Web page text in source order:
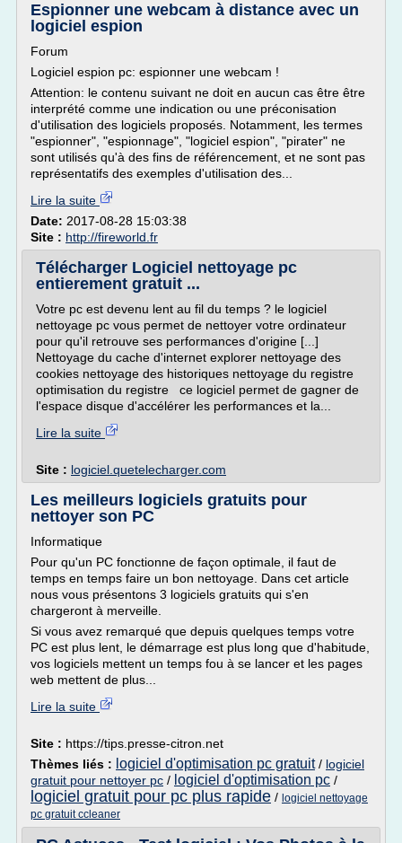
Espionner une webcam à distance avec un
logiciel espion
Forum
Logiciel espion pc: espionner une webcam !
Attention: le contenu suivant ne doit en aucun cas être être
interprété comme une indication ou une préconisation
d'utilisation des logiciels proposés. Notamment, les termes
"espionner", "espionnage", "logiciel espion", "pirater" ne
sont utilisés qu'à des fins de référencement, et ne sont pas
représentatifs des exemples d'utilisation des...
Lire la suite
Date: 2017-08-28 15:03:38
Site : http://fireworld.fr
Télécharger Logiciel nettoyage pc
entierement gratuit ...
Votre pc est devenu lent au fil du temps ? le logiciel
nettoyage pc vous permet de nettoyer votre ordinateur
pour qu'il retrouve ses performances d'origine [...]
Nettoyage du cache d'internet explorer nettoyage des
cookies nettoyage des historiques nettoyage du registre
optimisation du registre ce logiciel permet de gagner de
l'espace disque d'accélérer les performances et la...
Lire la suite
Site : logiciel.quetelecharger.com
Les meilleurs logiciels gratuits pour
nettoyer son PC
Informatique
Pour qu'un PC fonctionne de façon optimale, il faut de
temps en temps faire un bon nettoyage. Dans cet article
nous vous présentons 3 logiciels gratuits qui s'en
chargeront à merveille.
Si vous avez remarqué que depuis quelques temps votre
PC est plus lent, le démarrage est plus long que d'habitude,
vos logiciels mettent un temps fou à se lancer et les pages
web mettent de plus...
Lire la suite
Site : https://tips.presse-citron.net
Thèmes liés : logiciel d'optimisation pc gratuit/ logiciel
gratuit pour nettoyer pc / logiciel d'optimisation pc /
logiciel gratuit pour pc plus rapide / logiciel nettoyage
pc gratuit ccleaner